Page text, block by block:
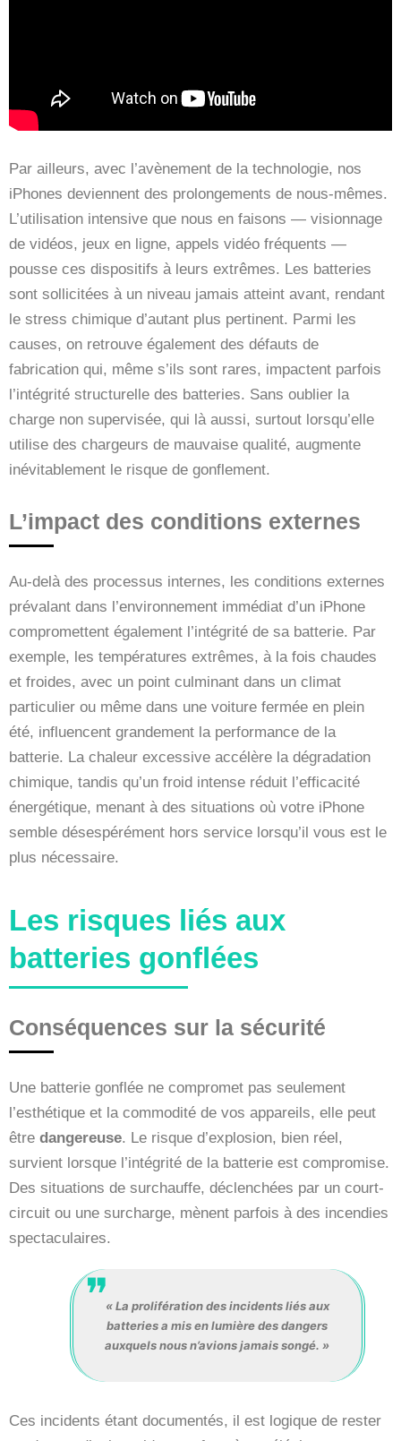
Par ailleurs, avec l’avènement de la technologie, nos
iPhones deviennent des prolongements de nous-mêmes.
L’utilisation intensive que nous en faisons — visionnage
de vidéos, jeux en ligne, appels vidéo fréquents —
pousse ces dispositifs à leurs extrêmes. Les batteries
sont sollicitées à un niveau jamais atteint avant, rendant
le stress chimique d’autant plus pertinent. Parmi les
causes, on retrouve également des défauts de
fabrication qui, même s’ils sont rares, impactent parfois
l’intégrité structurelle des batteries. Sans oublier la
charge non supervisée, qui là aussi, surtout lorsqu’elle
utilise des chargeurs de mauvaise qualité, augmente
inévitablement le risque de gonflement.
L’impact des conditions externes
Au-delà des processus internes, les conditions externes
prévalant dans l’environnement immédiat d’un iPhone
compromettent également l’intégrité de sa batterie. Par
exemple, les températures extrêmes, à la fois chaudes
et froides, avec un point culminant dans un climat
particulier ou même dans une voiture fermée en plein
été, influencent grandement la performance de la
batterie. La chaleur excessive accélère la dégradation
chimique, tandis qu’un froid intense réduit l’efficacité
énergétique, menant à des situations où votre iPhone
semble désespérément hors service lorsqu’il vous est le
plus nécessaire.
Les risques liés aux
batteries gonflées
Conséquences sur la sécurité
Une batterie gonflée ne compromet pas seulement
l’esthétique et la commodité de vos appareils, elle peut
être dangereuse. Le risque d’explosion, bien réel,
survient lorsque l’intégrité de la batterie est compromise.
Des situations de surchauffe, déclenchées par un court-
circuit ou une surcharge, mènent parfois à des incendies
spectaculaires.
« La prolifération des incidents liés aux
batteries a mis en lumière des dangers
auxquels nous n’avions jamais songé. »
Ces incidents étant documentés, il est logique de rester